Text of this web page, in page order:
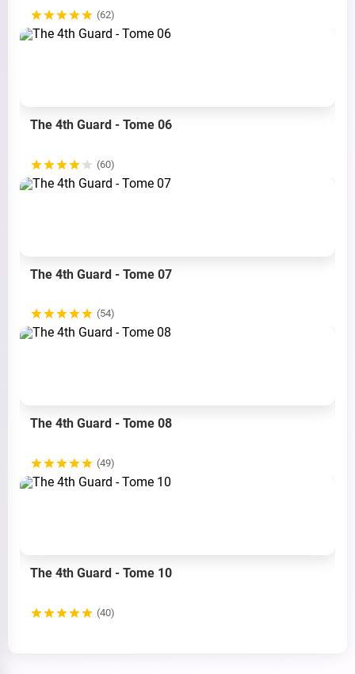
(62)
The 4th Guard - Tome 06
(60)
The 4th Guard - Tome 07
(54)
The 4th Guard - Tome 08
(49)
The 4th Guard - Tome 10
(40)